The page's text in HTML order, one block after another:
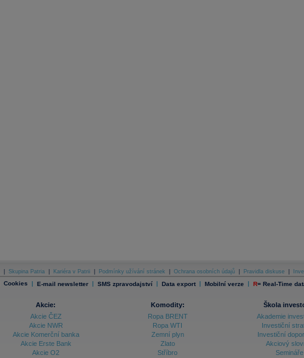
Skupina Patria Kariéra v Patrii Podmínky užívání stránek Ochrana osobních údajů Pravidla diskuse
Cookies | E-mail newsletter | SMS zpravodajství | Data export | Mobilní verze | R= Real-Time
Akcie:
Akcie ČEZ
Akcie NWR
Akcie Komerční banka
Akcie Erste Bank
Akcie O2
Komodity:
Ropa BRENT
Ropa WTI
Zemní plyn
Zlato
Stříbro
Škola
Akademie
Investiční
Investiční
Akciový
Semináře